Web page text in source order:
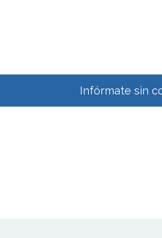
Infórmate sin